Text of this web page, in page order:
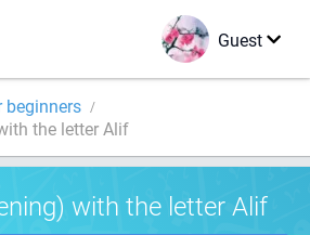
Guest
the letter Alif
with the letter Alif